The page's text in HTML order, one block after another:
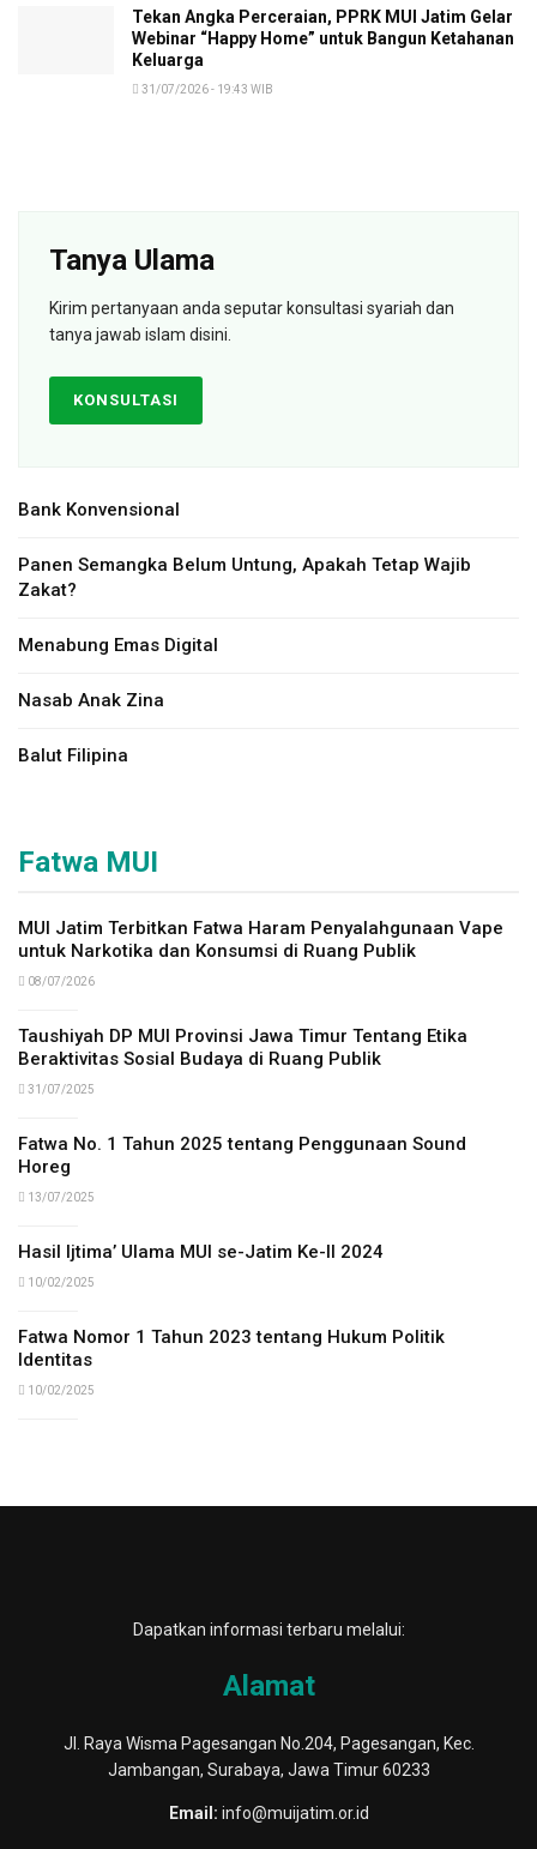
Tekan Angka Perceraian, PPRK MUI Jatim Gelar
Webinar “Happy Home” untuk Bangun Ketahanan
Keluarga
31/07/2026 - 19:43 WIB
Tanya Ulama
Kirim pertanyaan anda seputar konsultasi syariah dan
tanya jawab islam disini.
KONSULTASI
Bank Konvensional
Panen Semangka Belum Untung, Apakah Tetap Wajib
Zakat?
Menabung Emas Digital
Nasab Anak Zina
Balut Filipina
Fatwa MUI
MUI Jatim Terbitkan Fatwa Haram Penyalahgunaan Vape
untuk Narkotika dan Konsumsi di Ruang Publik
08/07/2026
Taushiyah DP MUI Provinsi Jawa Timur Tentang Etika
Beraktivitas Sosial Budaya di Ruang Publik
31/07/2025
Fatwa No. 1 Tahun 2025 tentang Penggunaan Sound
Horeg
13/07/2025
Hasil Ijtima’ Ulama MUI se-Jatim Ke-II 2024
10/02/2025
Fatwa Nomor 1 Tahun 2023 tentang Hukum Politik
Identitas
10/02/2025
Dapatkan informasi terbaru melalui:
Alamat
Jl. Raya Wisma Pagesangan No.204, Pagesangan, Kec.
Jambangan, Surabaya, Jawa Timur 60233
Email: info@muijatim.or.id